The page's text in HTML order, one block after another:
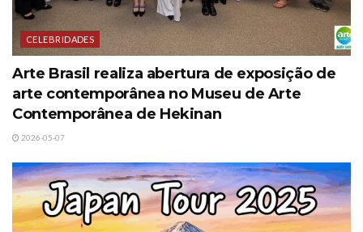
CELEBRIDADES
Arte Brasil realiza abertura de exposição de
arte contemporânea no Museu de Arte
Contemporânea de Hekinan
2026-05-07